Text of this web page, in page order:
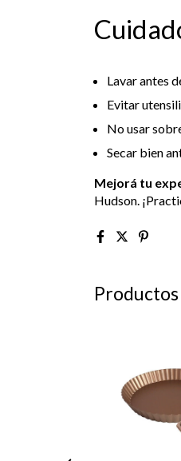
Lavar antes
Evitar
No usar
Secar bien
Mejorá tu
Hudson.